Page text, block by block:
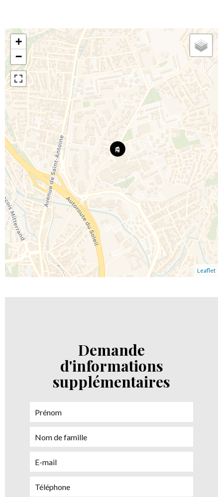
+
−
Leaflet
Demande
d'informations
supplémentaires